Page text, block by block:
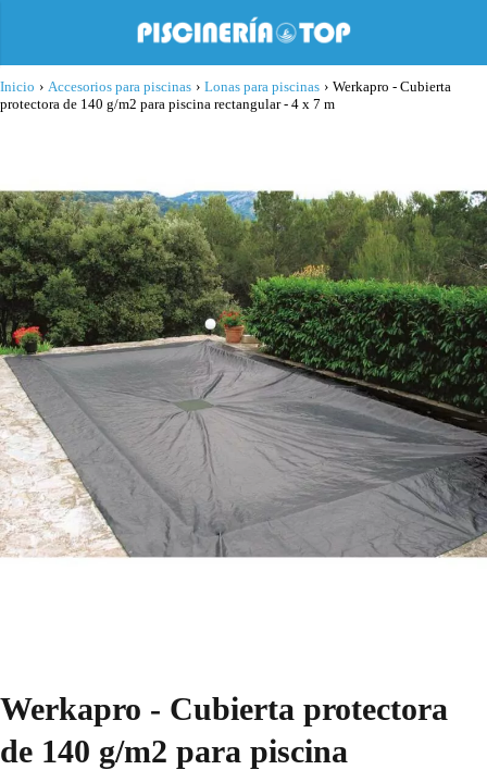
Inicio › Accesorios para piscinas › Lonas para piscinas › Werkapro - Cubierta
protectora de 140 g/m2 para piscina rectangular - 4 x 7 m
Werkapro - Cubierta protectora
de 140 g/m2 para piscina